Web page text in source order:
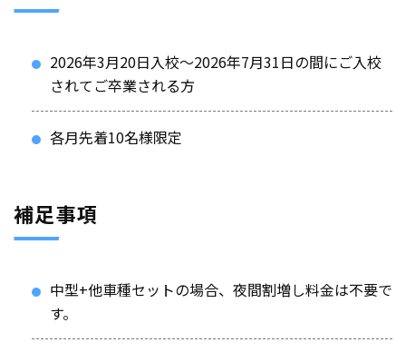
2026年3月20日入校～2026年7月31日の間にご入校
されてご卒業される方
各月先着10名様限定
補足事項
中型+他車種セットの場合、夜間割増し料金は不要で
す。